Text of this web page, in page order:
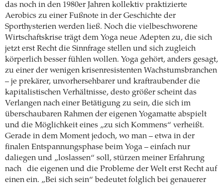
das noch in den 1980er Jahren kollektiv praktizierte
Aerobics zu einer Fußnote in der Geschichte der
Sporthysterien werden ließ. Noch die vielbeschworene
Wirtschaftskrise trägt dem Yoga neue Adepten zu, die sich
jetzt erst Recht die Sinnfrage stellen und sich zugleich
körperlich besser fühlen wollen. Yoga gehört, anders gesagt,
zu einer der wenigen krisenresistenten Wachstumsbranchen
– je prekärer, unvorhersehbarer und kraftraubender die
kapitalistischen Verhältnisse, desto größer scheint das
Verlangen nach einer Betätigung zu sein, die sich im
überschaubaren Rahmen der eigenen Yogamatte abspielt
und die Möglichkeit eines „zu sich Kommens“ verheißt.
Gerade in dem Moment jedoch, wo man – etwa in der
finalen Entspannungsphase beim Yoga – einfach nur
daliegen und „loslassen“ soll, stürzen meiner Erfahrung
nach
die eigenen und die Probleme der Welt erst Recht auf
einen ein. „Bei sich sein“ bedeutet folglich bei genauerer